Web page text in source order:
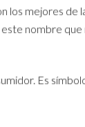
mejores de
nombre
Es